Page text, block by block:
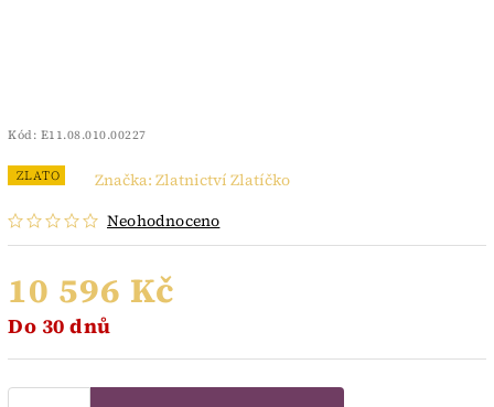
Kód: E11.08.010.00227
ZLATO
Neohodnoceno
Značka: Zlatnictví Zlatíčko
10 596 Kč
Do 30 dnů